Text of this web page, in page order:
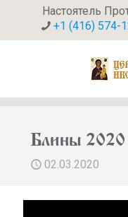
Настоятель
+1 (416) 574-
Блины 2020
02.03.2020